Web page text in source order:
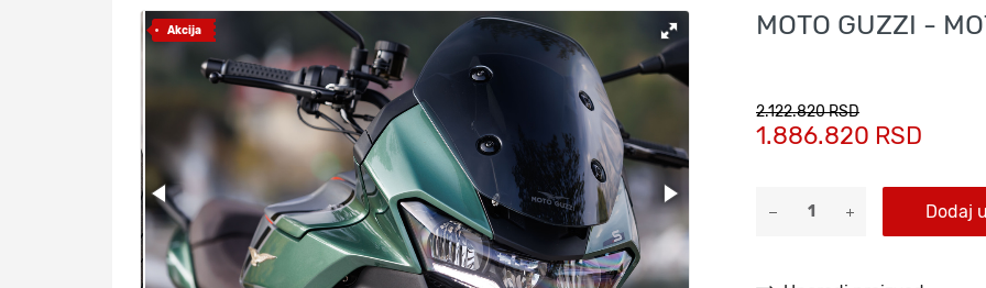
Akcija MOTO GUZZI -
2.122.820 RSD
1.886.820 RSD
Dodaj